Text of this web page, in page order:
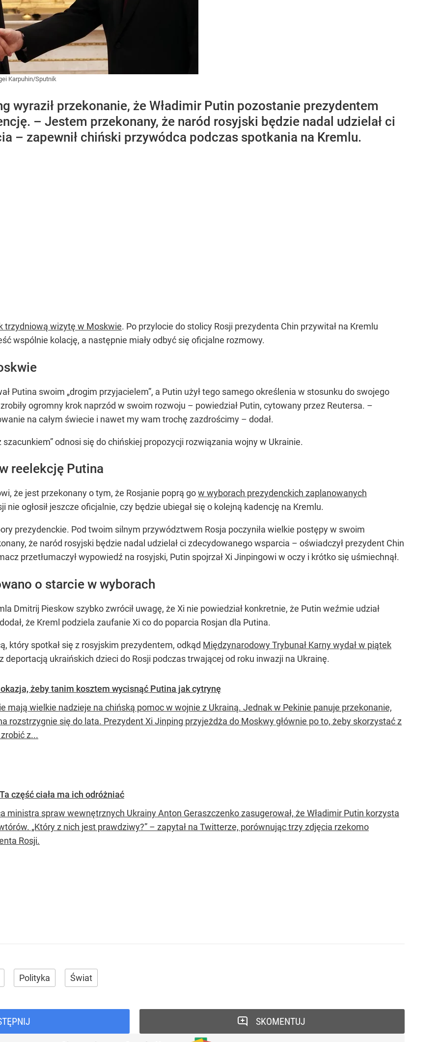
Karpuhin/Sputnik
wyraził przekonanie, że Władimir Putin pozostanie prezydentem
– Jestem przekonany, że naród rosyjski będzie nadal udzielał ci
– zapewnił chiński przywódca podczas spotkania na Kremlu.
trzydniową wizytę w Moskwie. Po przylocie do stolicy Rosji prezydenta Chin przywitał na Kremlu
wspólnie kolację, a następnie miały odbyć się oficjalne rozmowy.
Putina swoim „drogim przyjacielem”, a Putin użył tego samego określenia w stosunku do swojego
ogromny krok naprzód w swoim rozwoju – powiedział Putin, cytowany przez Reutersa. –
na całym świecie i nawet my wam trochę zazdrościmy – dodał.
szacunkiem” odnosi się do chińskiej propozycji rozwiązania wojny w Ukrainie.
reelekcję Putina
że jest przekonany o tym, że Rosjanie poprą gow wyborach prezydenckich zaplanowanych
nie ogłosił jeszcze oficjalnie, czy będzie ubiegał się o kolejną kadencję na Kremlu.
prezydenckie. Pod twoim silnym przywództwem Rosja poczyniła wielkie postępy w swoim
że naród rosyjski będzie nadal udzielał ci zdecydowanego wsparcia – oświadczył prezydent Chin
przetłumaczył wypowiedź na rosyjski, Putin spojrzał Xi Jinpingowi w oczy i krótko się uśmiechnął.
o starcie w wyborach
Dmitrij Pieskow szybko zwrócił uwagę, że Xi nie powiedział konkretnie, że Putin weźmie udział
że Kreml podziela zaufanie Xi co do poparcia Rosjan dla Putina.
który spotkał się z rosyjskim prezydentem, odkąd Międzynarodowy Trybunał Karny wydał w piątek
deportacją ukraińskich dzieci do Rosji podczas trwającej od roku inwazji na Ukrainę.
żeby tanim kosztem wycisnąć Putina jak cytrynę
mają wielkie nadzieje na chińską pomoc w wojnie z Ukrainą. Jednak w Pekinie panuje przekonanie,
rozstrzygnie się do lata. Prezydent Xi Jinping przyjeżdża do Moskwy głównie po to, żeby skorzystać z
z...
część ciała ma ich odróżniać
ministra spraw wewnętrznych Ukrainy Anton Geraszczenko zasugerował, że Władimir Putin korzysta
„Który z nich jest prawdziwy?” – zapytał na Twitterze, porównując trzy zdjęcia rzekomo
Rosji.
Polityka Świat
SKOMENTUJ